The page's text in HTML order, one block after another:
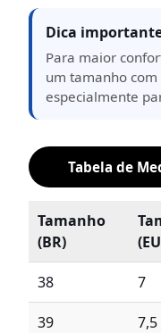
Dica
Para maior
um tamanho
especialmente
Tabela de
Tamanho
(BR)
38 7
39 7,5